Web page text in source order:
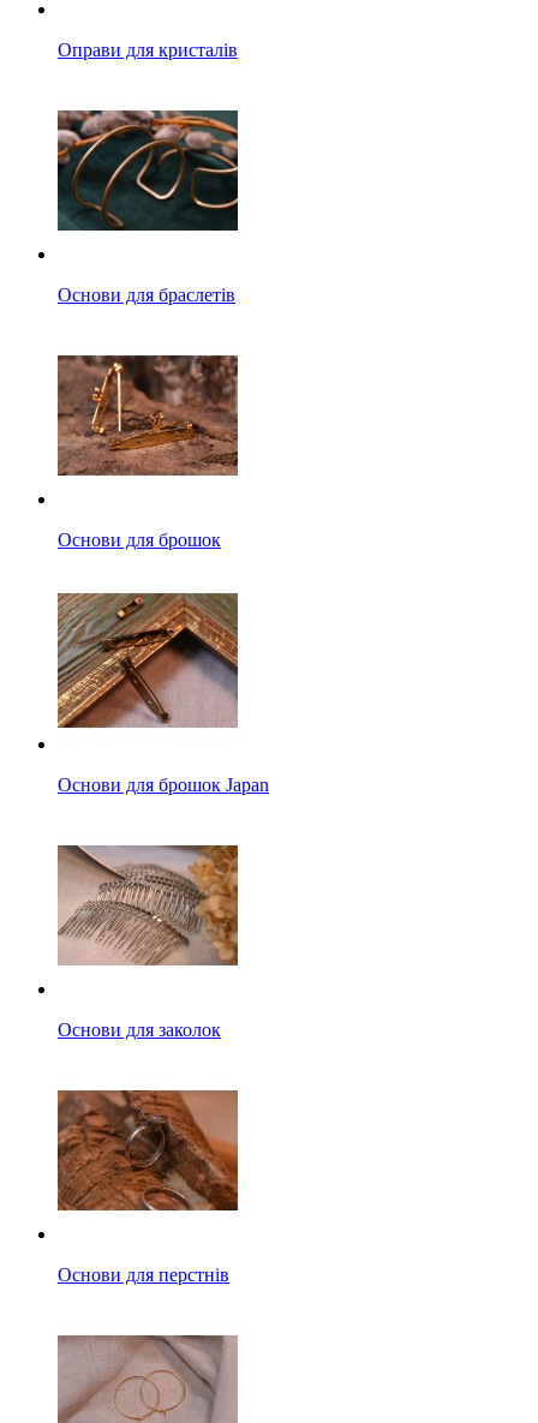
Оправи для кристалів
Основи для браслетів
Основи для брошок
Основи для брошок Japan
Основи для заколок
Основи для перстнів